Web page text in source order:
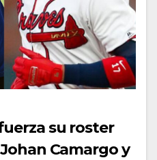
su roster
Camargo y